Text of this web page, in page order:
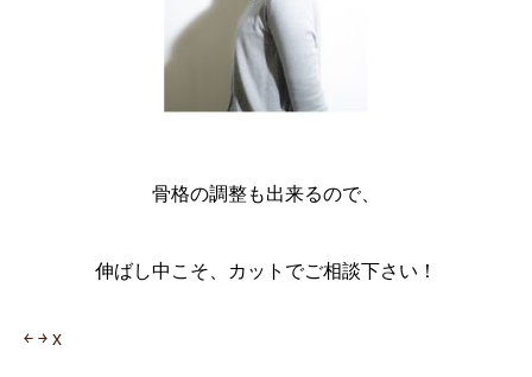
骨格の調整も出来るので、
伸ばし中こそ、カットでご相談下さい！
￩ ￫ x